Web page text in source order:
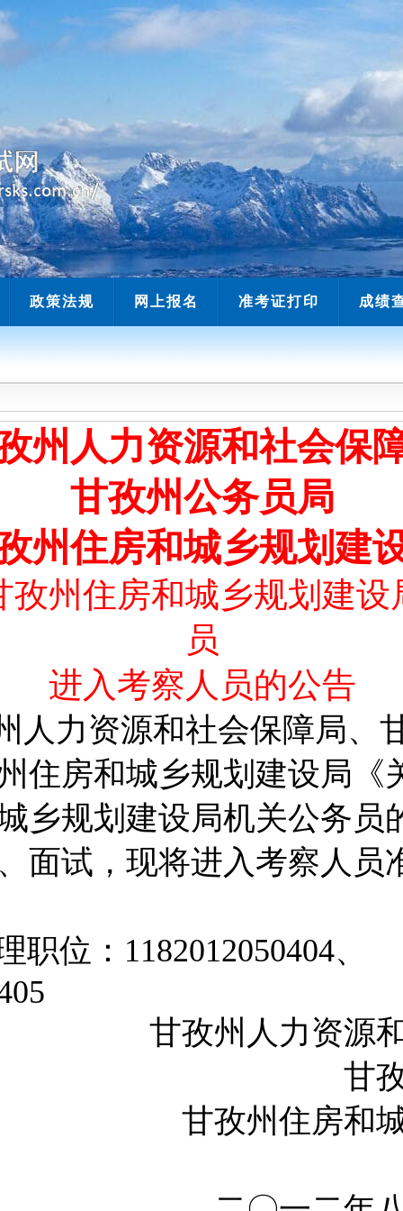
政策法规 网上报名 准考证打印 成绩
当前时间：
州人力资源和社会保
甘孜州公务员局
州住房和城乡规划建
孜州住房和城乡规划建设
员
进入考察人员的公告
人力资源和社会保障局、
住房和城乡规划建设局《
乡规划建设局机关公务员
面试，现将进入考察人员
职位：1182012050404、
甘孜州人力资源
甘孜州公
住房和城乡规